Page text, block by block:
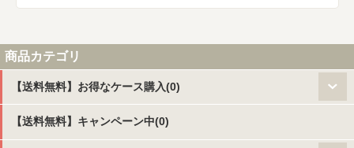
商品カテゴリ
【送料無料】お得なケース購入(0)
【送料無料】キャンペーン中(0)